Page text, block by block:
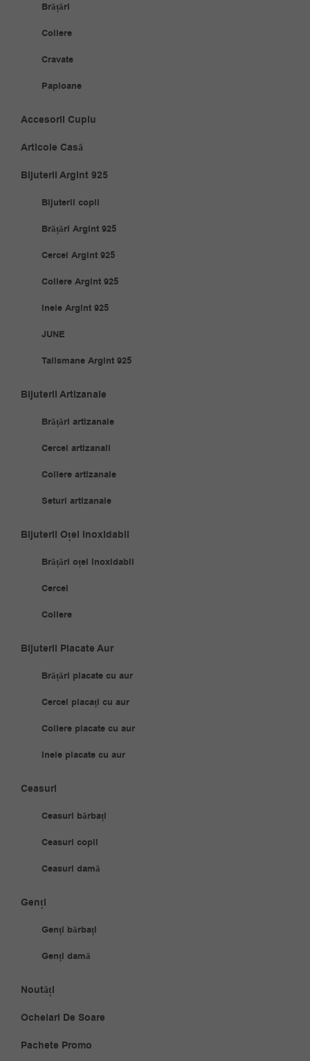
Brățări
Coliere
Cravate
Papioane
Accesorii Cuplu
Articole Casă
Bijuterii Argint 925
Bijuterii copii
Brățări Argint 925
Cercei Argint 925
Coliere Argint 925
Inele Argint 925
JUNE
Talismane Argint 925
Bijuterii Artizanale
Brățări artizanale
Cercei artizanali
Coliere artizanale
Seturi artizanale
Bijuterii Oțel Inoxidabil
Brățări oțel inoxidabil
Cercei
Coliere
Bijuterii Placate Aur
Brățări placate cu aur
Cercei placați cu aur
Coliere placate cu aur
Inele placate cu aur
Ceasuri
Ceasuri bărbați
Ceasuri copii
Ceasuri damă
Genți
Genți bărbați
Genți damă
Noutăți
Ochelari De Soare
Pachete Promo